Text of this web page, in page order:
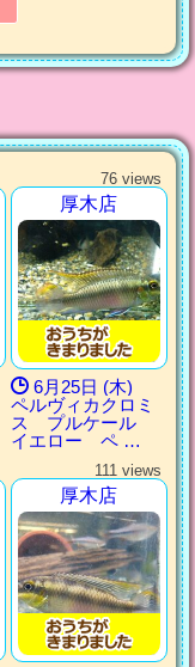
76 views
厚木店
6月25日 (木)
ペルヴィカクロミ
ス プルケール
イエロー ペ …
111 views
厚木店